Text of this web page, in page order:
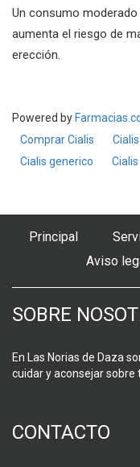
Un consumo
aumenta el riesgo de
erección.
Powered by
Comprar Cialis
Cialis
Cialis generico
Cialis
Principal
Aviso
SOBRE
En Las Norias de Daza
cuidar y aconsejar sobre
CONTACTO